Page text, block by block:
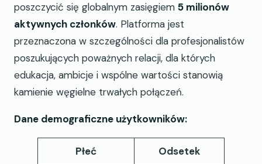
poszczycić się globalnym zasięgiem 5 milionów
aktywnych członków. Platforma jest
przeznaczona w szczególności dla profesjonalistów
poszukujących poważnych relacji, dla których
edukacja, ambicje i wspólne wartości stanowią
kamienie węgielne trwałych połączeń.
Dane demograficzne użytkowników:
Płeć Odsetek